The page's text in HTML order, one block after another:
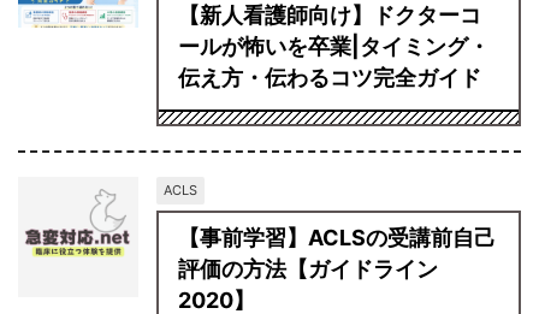
【新人看護師向け】ドクターコ
ールが怖いを卒業|タイミング・
伝え方・伝わるコツ完全ガイド
ACLS
【事前学習】ACLSの受講前自己
評価の方法【ガイドライン
2020】